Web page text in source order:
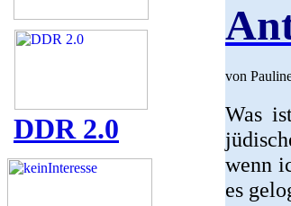
DDR 2.0
von
Was
wenn
es